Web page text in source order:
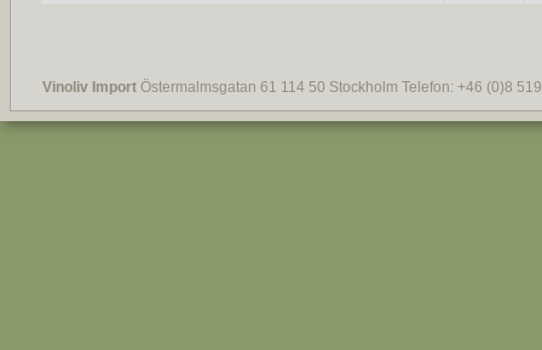
Vinoliv Import Östermalmsgatan 61 114 50 Stockholm Telefon: +46 (0)8